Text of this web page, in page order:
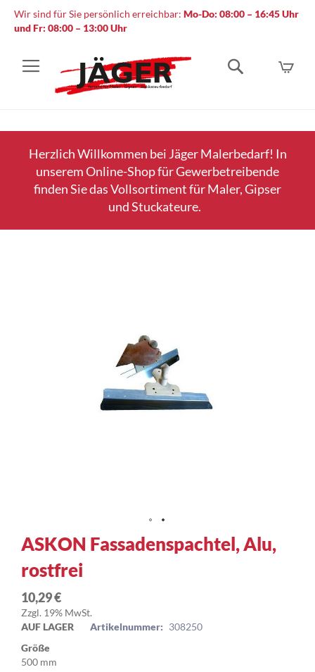
Wir sind für Sie persönlich erreichbar: Mo-Do: 08:00 – 16:45 Uhr
und Fr: 08:00 – 13:00 Uhr
Herzlich Willkommen bei Jäger Malerbedarf! In
unserem Online-Shop für Gewerbetreibende
finden Sie das Vollsortiment für Maler, Gipser
und Stuckateure.
ASKON Fassadenspachtel, Alu,
rostfrei
10,29 €
Zzgl. 19% MwSt.
AUF LAGER
Artikelnummer: 308250
Größe
500 mm
Zum
Anfang
der
Bildergalerie
springen